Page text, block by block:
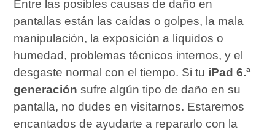
Entre las posibles causas de daño en
pantallas están las caídas o golpes, la mala
manipulación, la exposición a líquidos o
humedad, problemas técnicos internos, y el
desgaste normal con el tiempo. Si tu iPad 6.ª
generación sufre algún tipo de daño en su
pantalla, no dudes en visitarnos. Estaremos
encantados de ayudarte a repararlo con la